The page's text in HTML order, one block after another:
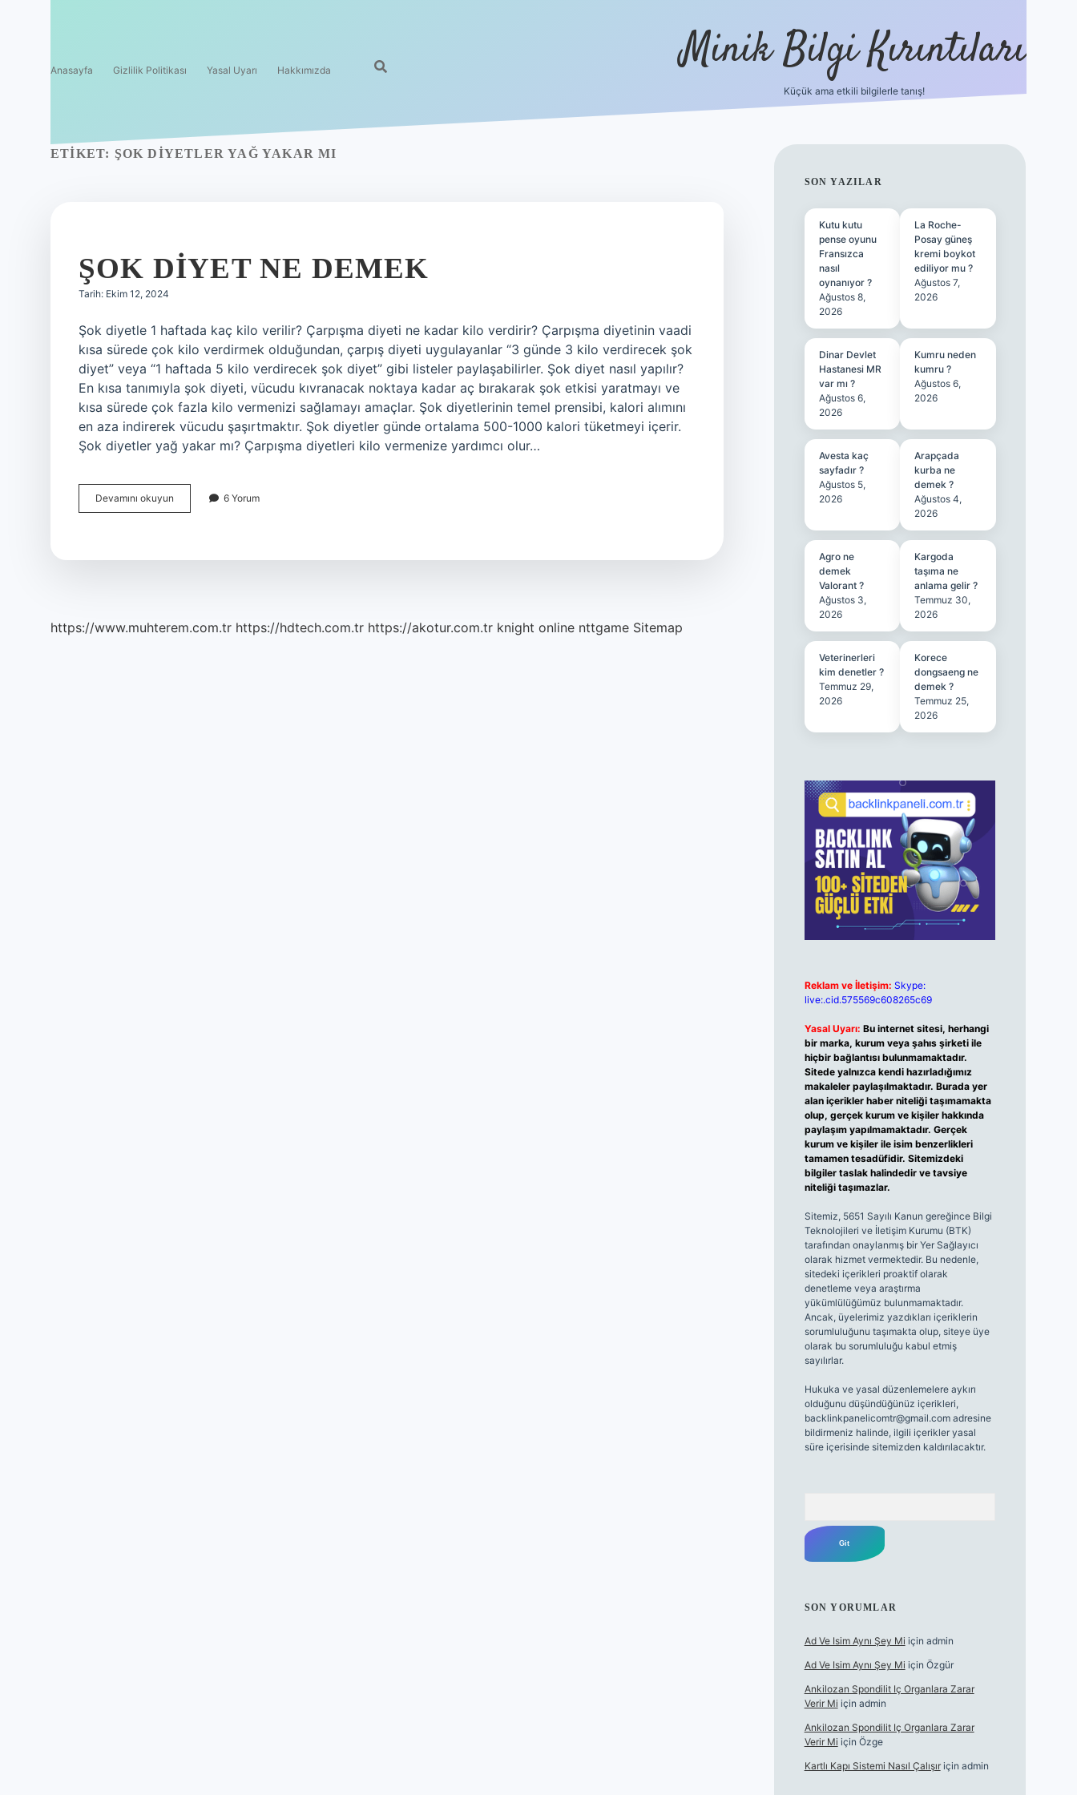
Anasayfa Gizlilik Politikası Yasal Uyarı Hakkımızda Minik Bilgi Kırıntıları
Küçük ama etkili bilgilerle tanış!
ETIKET: ŞOK DIYETLER YAĞ YAKAR MI
ŞOK DIYET NE DEMEK
Tarih: Ekim 12, 2024
Şok diyetle 1 haftada kaç kilo verilir? Çarpışma diyeti ne kadar kilo verdirir? Çarpışma diyetinin vaadi
kısa sürede çok kilo verdirmek olduğundan, çarpış diyeti uygulayanlar “3 günde 3 kilo verdirecek şok
diyet” veya “1 haftada 5 kilo verdirecek şok diyet” gibi listeler paylaşabilirler. Şok diyet nasıl yapılır?
En kısa tanımıyla şok diyeti, vücudu kıvranacak noktaya kadar aç bırakarak şok etkisi yaratmayı ve
kısa sürede çok fazla kilo vermenizi sağlamayı amaçlar. Şok diyetlerinin temel prensibi, kalori alımını
en aza indirerek vücudu şaşırtmaktır. Şok diyetler günde ortalama 500-1000 kalori tüketmeyi içerir.
Şok diyetler yağ yakar mı? Çarpışma diyetleri kilo vermenize yardımcı olur…
Devamını okuyun
Diyet
6 Yorum
https://www.muhterem.com.tr https://hdtech.com.tr https://akotur.com.tr knight online nttgame Sitemap
SIDEBAR
SON YAZILAR
Kutu kutu
pense oyunu
Fransızca
nasıl
oynanıyor ?
Ağustos 8,
2026
La Roche-
Posay güneş
kremi boykot
ediliyor mu ?
Ağustos 7,
2026
Dinar Devlet
Hastanesi MR
var mı ?
Ağustos 6,
2026
Kumru neden
kumru ?
Ağustos 6,
2026
Avesta kaç
sayfadır ?
Ağustos 5,
2026
Arapçada
kurba ne
demek ?
Ağustos 4,
2026
Agro ne
demek
Valorant ?
Ağustos 3,
2026
Kargoda
taşıma ne
anlama gelir ?
Temmuz 30,
2026
Veterinerleri
kim denetler ?
Temmuz 29,
2026
Korece
dongsaeng ne
demek ?
Temmuz 25,
2026
Reklam ve İletişim: Skype:
live:.cid.575569c608265c69
Yasal Uyarı: Bu internet sitesi, herhangi
bir marka, kurum veya şahıs şirketi ile
hiçbir bağlantısı bulunmamaktadır.
Sitede yalnızca kendi hazırladığımız
makaleler paylaşılmaktadır. Burada yer
alan içerikler haber niteliği taşımamakta
olup, gerçek kurum ve kişiler hakkında
paylaşım yapılmamaktadır. Gerçek
kurum ve kişiler ile isim benzerlikleri
tamamen tesadüfidir. Sitemizdeki
bilgiler taslak halindedir ve tavsiye
niteliği taşımazlar.
Sitemiz, 5651 Sayılı Kanun gereğince Bilgi
Teknolojileri ve İletişim Kurumu (BTK)
tarafından onaylanmış bir Yer Sağlayıcı
olarak hizmet vermektedir. Bu nedenle,
sitedeki içerikleri proaktif olarak
denetleme veya araştırma
yükümlülüğümüz bulunmamaktadır.
Ancak, üyelerimiz yazdıkları içeriklerin
sorumluluğunu taşımakta olup, siteye üye
olarak bu sorumluluğu kabul etmiş
sayılırlar.
Hukuka ve yasal düzenlemelere aykırı
olduğunu düşündüğünüz içerikleri,
backlinkpanelicomtr@gmail.comadresine
bildirmeniz halinde, ilgili içerikler yasal
süre içerisinde sitemizden kaldırılacaktır.
SON YORUMLAR
Ad Ve Isim Aynı Şey Mi için admin
Ad Ve Isim Aynı Şey Mi için Özgür
Ankilozan Spondilit Iç Organlara Zarar
Verir Mi için admin
Ankilozan Spondilit Iç Organlara Zarar
Verir Mi için Özge
Kartlı Kapı Sistemi Nasıl Çalışıriçin admin
ilbet